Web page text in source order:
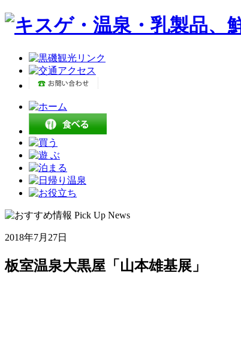
2018年7月27日
板室温泉大黒屋「山本雄基展」